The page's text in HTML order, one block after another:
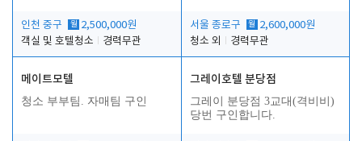
인천 중구 월 2,500,000원
객실 및 호텔청소
경력무관
서울 종로구 월 2,600,000원
청소 외
경력무관
메이트모텔
청소 부부팀. 자매팀 구인
그레이호텔 분당점
그레이 분당점 3교대(격비비)
당번 구인합니다.